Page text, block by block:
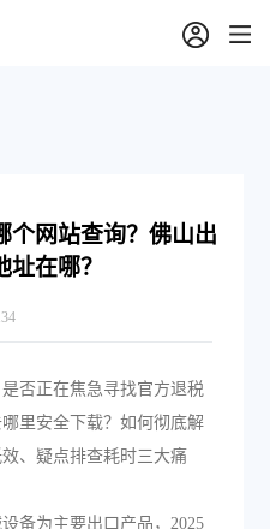
个网站查询？佛山出
在哪？
否正在焦急寻找官方退税
里安全下载？如何彻底解
、疑点排查耗时三大痛
备为主要出口产品，2025